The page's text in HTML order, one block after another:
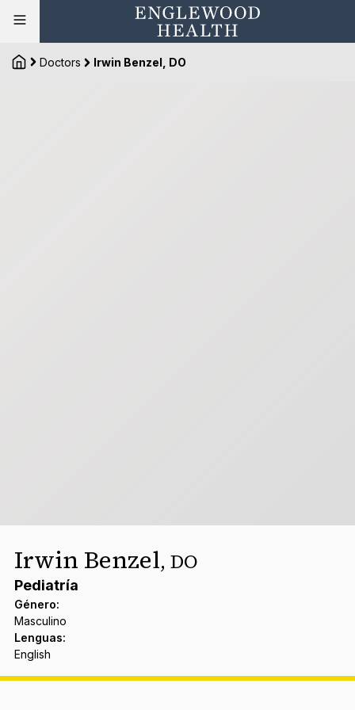
Doctors Irwin Benzel, DO
Irwin Benzel, DO
Pediatría
Género:
Masculino
Lenguas:
English